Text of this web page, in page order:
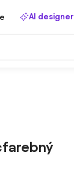
AI designer